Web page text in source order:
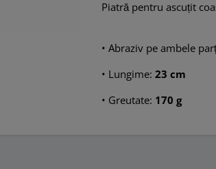
Piatră pentru ascuțit
• Abraziv pe ambele
• Lungime:23 cm
• Greutate: 170 g